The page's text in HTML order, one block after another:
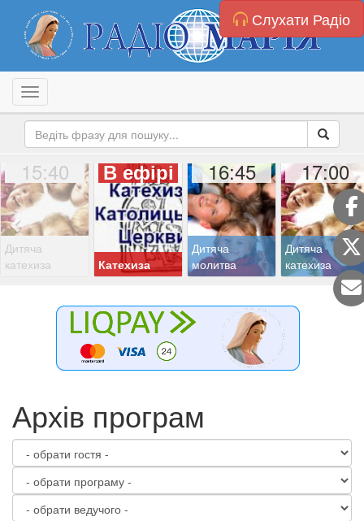
Слухати Радіо
Toggle navigation
15:40
Дитяча
катехиза
В ефірі
Катехиза
16:45
Дитяча
молитва
17:00
Дитяча
катехиза
Архів програм